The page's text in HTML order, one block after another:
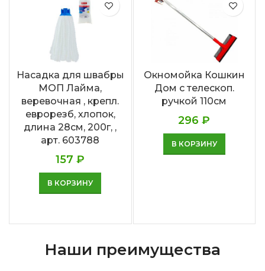
Насадка для швабры
МОП Лайма,
веревочная , крепл.
еврорезб, хлопок,
длина 28см, 200г, ,
арт. 603788
157₽
В КОРЗИНУ
Окномойка Кошкин
Дом с телескоп.
ручкой 110см
296₽
В КОРЗИНУ
Наши преимущества